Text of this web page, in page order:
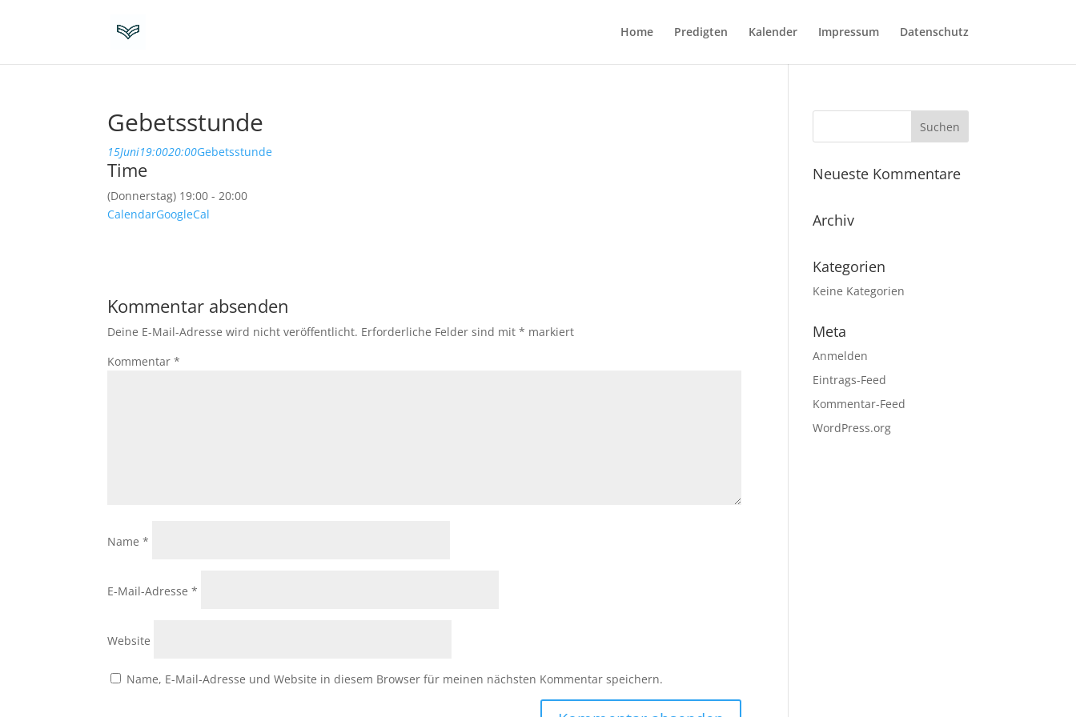
Home Predigten Kalender Impressum Datenschutz
Gebetsstunde
15Juni19:0020:00Gebetsstunde
Time
(Donnerstag) 19:00 - 20:00
CalendarGoogleCal
Kommentar absenden
Deine E-Mail-Adresse wird nicht veröffentlicht. Erforderliche Felder sind mit* markiert
Kommentar*
Name*
E-Mail-Adresse*
Website
Name, E-Mail-Adresse und Website in diesem Browser für meinen nächsten Kommentar speichern.
Neueste Kommentare
Archiv
Kategorien
Keine Kategorien
Meta
Anmelden
Eintrags-Feed
Kommentar-Feed
WordPress.org